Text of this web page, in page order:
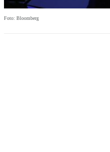
Foto: Bloomberg